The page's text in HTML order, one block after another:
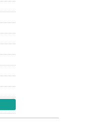
PRIVE (580гр/м2)
1х5м: